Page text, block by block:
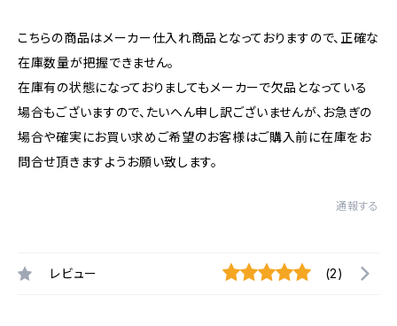
こちらの商品はメーカー仕入れ商品となっておりますので、正確な
在庫数量が把握できません。
在庫有の状態になっておりましてもメーカーで欠品となっている
場合もございますので、たいへん申し訳ございませんが、お急ぎの
場合や確実にお買い求めご希望のお客様はご購入前に在庫をお
問合せ頂きますようお願い致します。
通報する
レビュー (2)